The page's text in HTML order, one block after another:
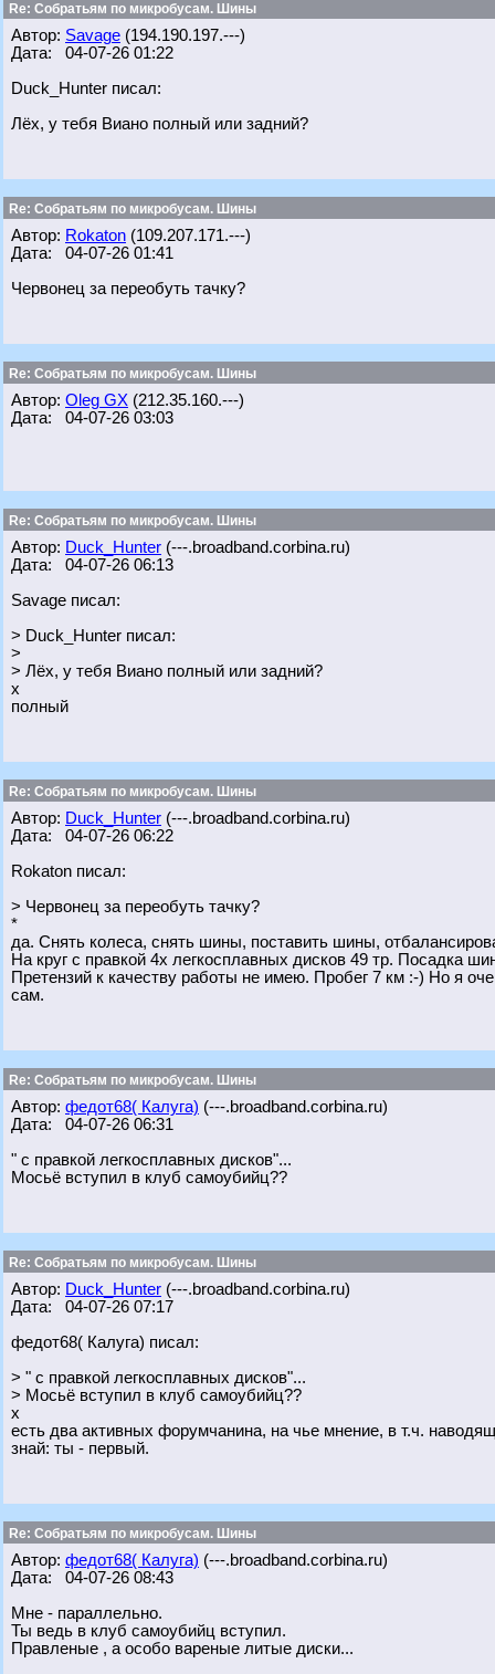
Re: Собратьям по микробусам. Шины
Автор: Savage (194.190.197.---)
Дата: 04-07-26 01:22
Duck_Hunter писал:
Лёх, у тебя Виано полный или задний?
Re: Собратьям по микробусам. Шины
Автор: Rokaton (109.207.171.---)
Дата: 04-07-26 01:41
Червонец за переобуть тачку?
Re: Собратьям по микробусам. Шины
Автор: Oleg GX (212.35.160.---)
Дата: 04-07-26 03:03
Re: Собратьям по микробусам. Шины
Автор: Duck_Hunter (---.broadband.corbina.ru)
Дата: 04-07-26 06:13
Savage писал:
> Duck_Hunter писал:
>
> Лёх, у тебя Виано полный или задний?
х
полный
Re: Собратьям по микробусам. Шины
Автор: Duck_Hunter (---.broadband.corbina.ru)
Дата: 04-07-26 06:22
Rokaton писал:
> Червонец за переобуть тачку?
*
да. Снять колеса, снять шины, поставить шины,
На круг с правкой 4х легкосплавных дисков 49 тр. Посадка
Претензий к качеству работы не имею. Пробег 7 км :-) Но я
сам.
Re: Собратьям по микробусам. Шины
Автор: федот68( Калуга) (---.broadband.corbina.ru)
Дата: 04-07-26 06:31
" с правкой легкосплавных дисков"...
Мосьё вступил в клуб самоубийц??
Re: Собратьям по микробусам. Шины
Автор: Duck_Hunter (---.broadband.corbina.ru)
Дата: 04-07-26 07:17
федот68( Калуга) писал:
> " с правкой легкосплавных дисков"...
> Мосьё вступил в клуб самоубийц??
х
есть два активных форумчанина, на чье мнение, в т.ч.
знай: ты - первый.
Re: Собратьям по микробусам. Шины
Автор: федот68( Калуга) (---.broadband.corbina.ru)
Дата: 04-07-26 08:43
Мне - параллельно.
Ты ведь в клуб самоубийц вступил.
Правленые , а особо вареные литые диски...